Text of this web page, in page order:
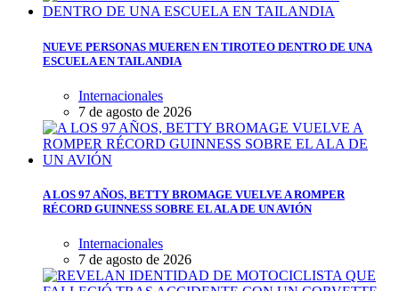
NUEVE PERSONAS MUEREN EN TIROTEO DENTRO DE UNA
ESCUELA EN TAILANDIA
Internacionales
7 de agosto de 2026
A LOS 97 AÑOS, BETTY BROMAGE VUELVE A ROMPER
RÉCORD GUINNESS SOBRE EL ALA DE UN AVIÓN
Internacionales
7 de agosto de 2026